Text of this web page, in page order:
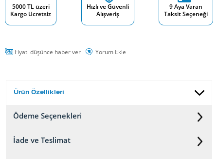
5000 TL üzeri
Kargo Ücretsiz
Hızlı ve Güvenli
Alışveriş
9 Aya Varan
Taksit Seçeneği
Fiyatı düşünce haber ver Yorum Ekle
Ürün Özellikleri
Ödeme Seçenekleri
İade ve Teslimat